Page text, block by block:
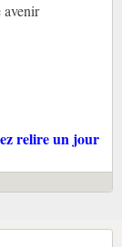
avenir
relire un jour